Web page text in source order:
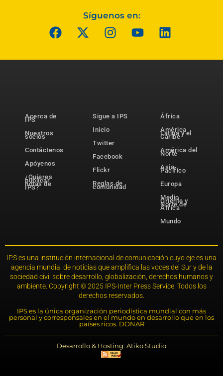
Síguenos en:
Acerca de
IPS
Nuestros
socios
Contáctenos
Apóyenos
¿Quieres
publicar
notas de
IPS?
Sigue a IPS
Inicio
Twitter
Facebook
Flickr
Reglas de
comunidad
África
América
Latina y el
Caribe
América del
Norte
Asia-
Pacífico
Europa
Medio
Oriente y
Norte de
África
Mundo
IPS es una institución internacional de comunicación cuyo eje es una
agencia mundial de noticias que amplifica las voces del Sur y de la
sociedad civil sobre desarrollo, globalización, derechos humanos y
ambiente. Copyright © 2025 IPS-Inter Press Service. Todos los
derechos reservados.
IPS es la única organización periodística mundial con más
personal y corresponsales en el mundo en desarrollo que en los
países ricos. DONAR
Desarrollo & Hosting: Atiko.Studio